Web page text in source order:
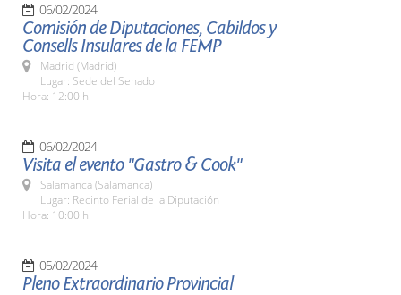
06/02/2024
Comisión de Diputaciones, Cabildos y
Consells Insulares de la FEMP
Madrid (Madrid)
Lugar: Sede del Senado
Hora: 12:00 h.
06/02/2024
Visita el evento "Gastro & Cook"
Salamanca (Salamanca)
Lugar: Recinto Ferial de la Diputación
Hora: 10:00 h.
05/02/2024
Pleno Extraordinario Provincial